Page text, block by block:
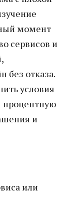
момент
сервисов и
без отказа.
условия
процентную
и
или